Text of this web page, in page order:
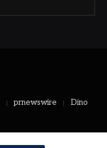
prnewswire Dino